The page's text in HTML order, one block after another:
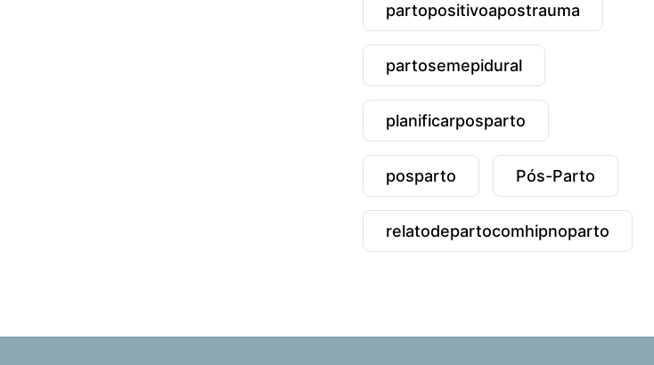
partopositivoapostrauma
partosemepidural
planificarposparto
posparto Pós-Parto
relatodepartocomhipnoparto